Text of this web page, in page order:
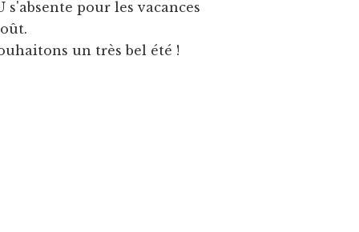
s'absente pour les vacances
un très bel été !